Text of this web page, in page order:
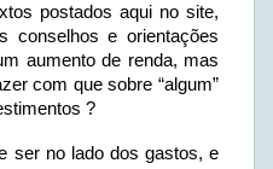
postados aqui no site,
conselhos e orientações
aumento de renda, mas
com que sobre “algum”
?
ser no lado dos gastos, e